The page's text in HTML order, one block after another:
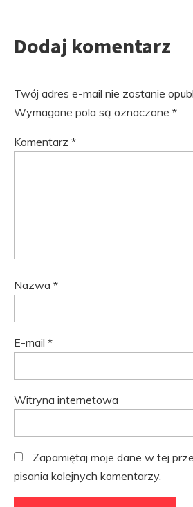
Dodaj komentarz
Twój adres e-mail nie zostanie
Wymagane pola są oznaczone *
Komentarz *
Nazwa *
E-mail *
Witryna internetowa
Zapamiętaj moje dane w tej
pisania kolejnych komentarzy.